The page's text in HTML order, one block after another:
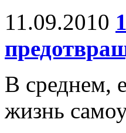
11.09.2010
В среднем,
жизнь